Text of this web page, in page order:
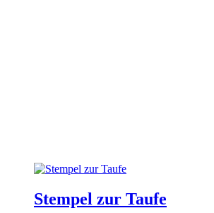
Stempel zur Taufe